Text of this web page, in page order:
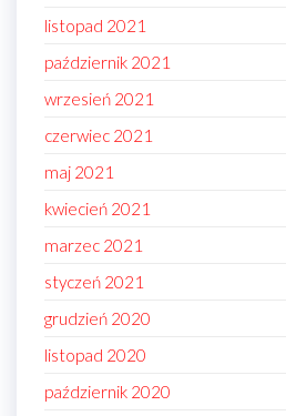
listopad 2021
październik 2021
wrzesień 2021
czerwiec 2021
maj 2021
kwiecień 2021
marzec 2021
styczeń 2021
grudzień 2020
listopad 2020
październik 2020